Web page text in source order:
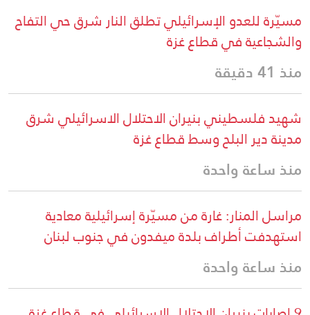
مسيّرة للعدو الإسرائيلي تطلق النار شرق حي التفاح
والشجاعية في قطاع غزة
منذ 41 دقيقة
شهيد فلسطيني بنيران الاحتلال الاسرائيلي شرق
مدينة دير البلح وسط قطاع غزة
منذ ساعة واحدة
مراسل المنار: غارة من مسيّرة إسرائيلية معادية
استهدفت أطراف بلدة ميفدون في جنوب لبنان
منذ ساعة واحدة